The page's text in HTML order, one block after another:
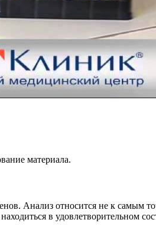
материала.
Анализ относится не к самым
в удовлетворительном